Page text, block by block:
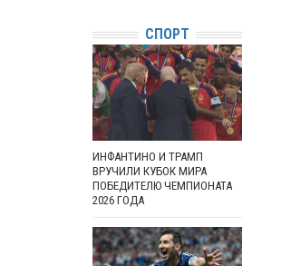
СПОРТ
ИНФАНТИНО И ТРАМП
ВРУЧИЛИ КУБОК МИРА
ПОБЕДИТЕЛЮ ЧЕМПИОНАТА
2026 ГОДА